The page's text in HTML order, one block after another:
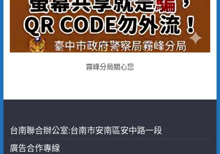
霧峰分局關心您
台南聯合辦公室:台南市安南區安中路一段
廣告合作專線